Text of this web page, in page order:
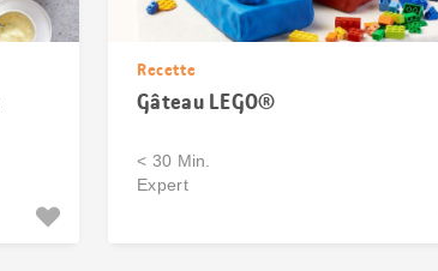
Recette
Gâteau LEGO®
< 30 Min.
Expert